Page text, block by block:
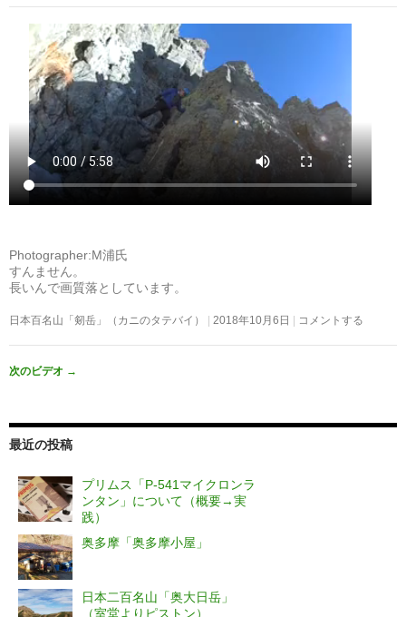
Photographer:M浦氏
すんません。
長いんで画質落としています。
日本百名山「剱岳」（カニのタテバイ） 2018年10月6日 コメントする
次のビデオ →
最近の投稿
プリムス「P-541マイクロンラ
ンタン」について（概要→実
践）
奥多摩「奥多摩小屋」
日本二百名山「奥大日岳」
（室堂よりピストン）